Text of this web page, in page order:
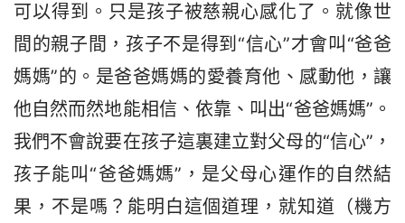
可以得到。只是孩子被慈親心感化了。就像世
間的親子間，孩子不是得到“信心”才會叫“爸爸
媽媽”的。是爸爸媽媽的愛養育他、感動他，讓
他自然而然地能相信、依靠、叫出“爸爸媽媽”。
我們不會說要在孩子這裏建立對父母的“信心”，
孩子能叫“爸爸媽媽”，是父母心運作的自然結
果，不是嗎？能明白這個道理，就知道（機方